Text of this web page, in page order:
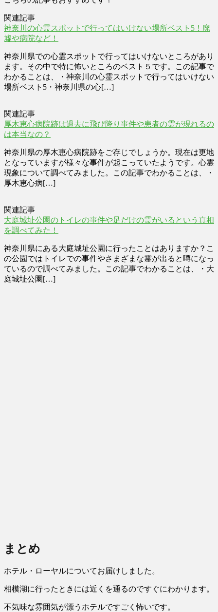
関連記事
神奈川の心霊スポットで行ってはいけない場所ベスト5！廃
墟や病院など！
神奈川県での心霊スポットで行ってはいけないところがあり
ます。その中で特に怖いところのベスト５です。この記事で
わかることは、・神奈川の心霊スポットで行ってはいけない
場所ベスト5・神奈川県の心[…]
関連記事
厚木恵心病院跡は過去に飛び降り事件や患者の霊が現れるの
は本当なの？
神奈川県の厚木恵心病院跡をご存じでしょうか。現在は更地
となっていますが様々な事件が起こっていたようです。心霊
現象について調べてみました。この記事でわかることは、・
厚木恵心病[…]
関連記事
大庭城址公園のトイレの事件や足だけの霊がいるという真相
を調べてみた！
神奈川県にある大庭城址公園に行ったことはありますか？こ
の公園ではトイレでの事件やさまざまな霊が出ると噂になっ
ているので調べてみました。この記事でわかることは、・大
庭城址公園[…]
まとめ
ホテル・ローヤルについてお届けしました。
相模湖に行ったときには近くを通るのですぐにわかります。
不気味な雰囲気が漂うホテルですごく怖いです。